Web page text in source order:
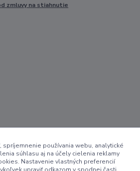
zmluvy na stiahnutie
spríjemnenie používania webu, analytické
súhlasu aj na účely cielenia reklamy
Nastavenie vlastných preferencií
upraviť odkazom v spodnej časti